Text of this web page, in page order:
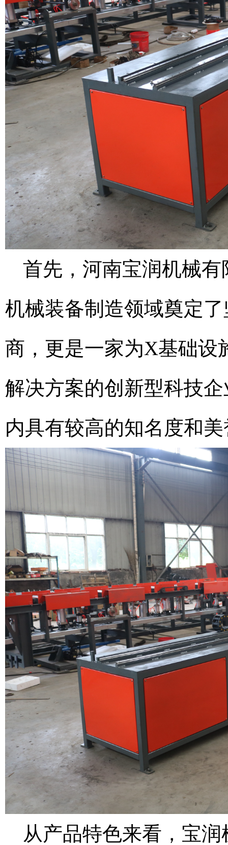
首先，河南宝润机械
机械装备制造领域奠定
商，更是一家为X基础设
解决方案的创新型科技
内具有较高的知名度和
从产品特色来看，宝